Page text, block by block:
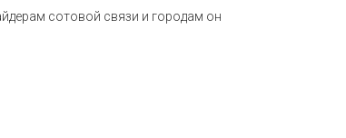
сотовой связи и городам он